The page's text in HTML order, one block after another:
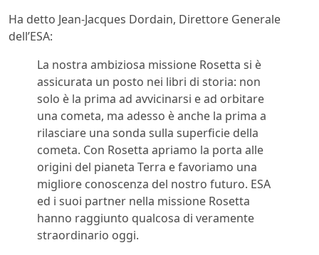
Ha detto Jean-Jacques Dordain, Direttore Generale
dell’ESA:
La nostra ambiziosa missione Rosetta si è
assicurata un posto nei libri di storia: non
solo è la prima ad avvicinarsi e ad orbitare
una cometa, ma adesso è anche la prima a
rilasciare una sonda sulla superficie della
cometa. Con Rosetta apriamo la porta alle
origini del pianeta Terra e favoriamo una
migliore conoscenza del nostro futuro. ESA
ed i suoi partner nella missione Rosetta
hanno raggiunto qualcosa di veramente
straordinario oggi.